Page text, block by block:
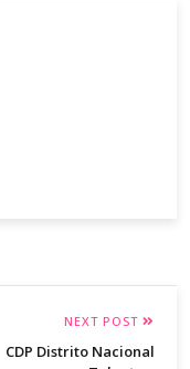
NEXT POST
CDP Distrito Nacional